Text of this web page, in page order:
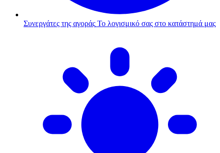
Συνεργάτες της αγοράς Το λογισμικό σας στο κατάστημά μας